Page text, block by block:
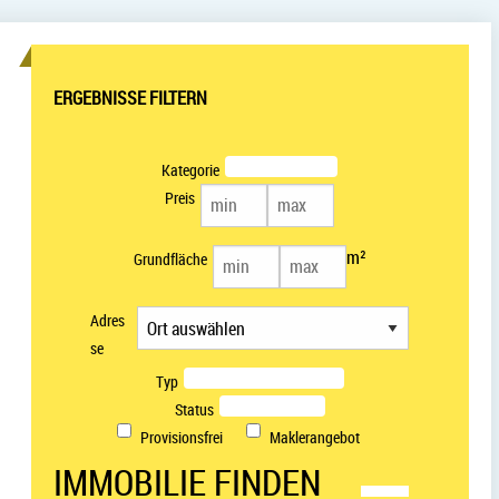
ERGEBNISSE FILTERN
Kategorie
Preis
Grundfläche m²
Adres
se
Typ
Status
Provisionsfrei
Maklerangebot
IMMOBILIE FINDEN